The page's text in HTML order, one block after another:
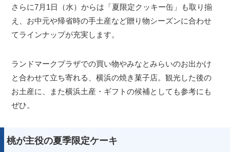
さらに7月1日（水）からは「夏限定クッキー缶」も取り揃
え、お中元や帰省時の手土産など贈り物シーズンに合わせ
てラインナップが充実します。
ランドマークプラザでの買い物やみなとみらいのお出かけ
と合わせて立ち寄れる、横浜の焼き菓子店。観光した後の
お土産に、また横浜土産・ギフトの候補としても参考にも
ぜひ。
桃が主役の夏季限定ケーキ